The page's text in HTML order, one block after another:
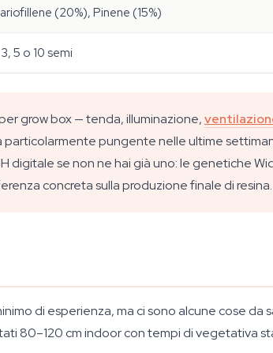
(20%), Pinene (15%)
3, 5 o 10 semi
grow box — tenda, illuminazione,
pungente nelle ultime
se non ne hai già uno: le genetiche
concreta sulla produzione finale di resina.
di esperienza, ma ci sono alcune cose da
80–120 cm indoor con tempi di vegetativa